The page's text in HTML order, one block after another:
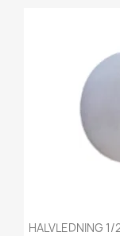
HALVLEDNING 1/